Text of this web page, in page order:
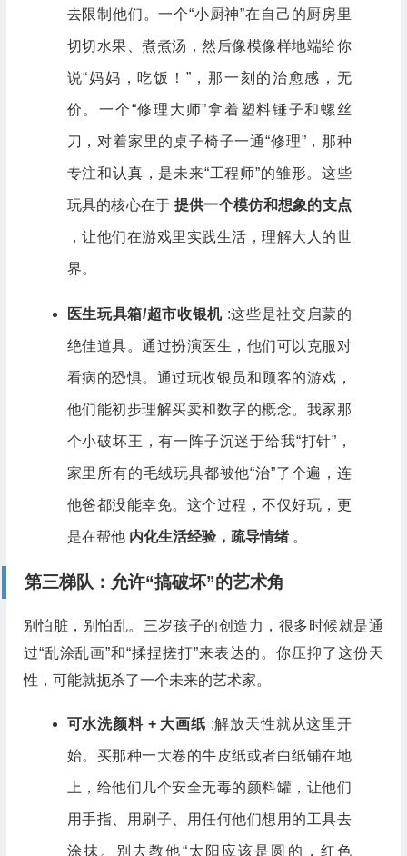
去限制他们。一个“小厨神”在自己的厨房里
切切水果、煮煮汤，然后像模像样地端给你
说“妈妈，吃饭！”，那一刻的治愈感，无
价。一个“修理大师”拿着塑料锤子和螺丝
刀，对着家里的桌子椅子一通“修理”，那种
专注和认真，是未来“工程师”的雏形。这些
玩具的核心在于 提供一个模仿和想象的支点
，让他们在游戏里实践生活，理解大人的世
界。
医生玩具箱/超市收银机 :这些是社交启蒙的
绝佳道具。通过扮演医生，他们可以克服对
看病的恐惧。通过玩收银员和顾客的游戏，
他们能初步理解买卖和数字的概念。我家那
个小破坏王，有一阵子沉迷于给我“打针”，
家里所有的毛绒玩具都被他“治”了个遍，连
他爸都没能幸免。这个过程，不仅好玩，更
是在帮他 内化生活经验，疏导情绪 。
第三梯队：允许“搞破坏”的艺术角
别怕脏，别怕乱。三岁孩子的创造力，很多时候就是通
过“乱涂乱画”和“揉捏搓打”来表达的。你压抑了这份天
性，可能就扼杀了一个未来的艺术家。
可水洗颜料 + 大画纸 :解放天性就从这里开
始。买那种一大卷的牛皮纸或者白纸铺在地
上，给他们几个安全无毒的颜料罐，让他们
用手指、用刷子、用任何他们想用的工具去
涂抹。别去教他“太阳应该是圆的，红色